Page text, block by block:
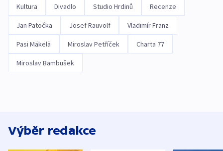
Kultura Divadlo Studio Hrdinů Recenze
Jan Patočka Josef Rauvolf Vladimír Franz
Pasi Mäkelä Miroslav Petříček Charta 77
Miroslav Bambušek
Výběr redakce